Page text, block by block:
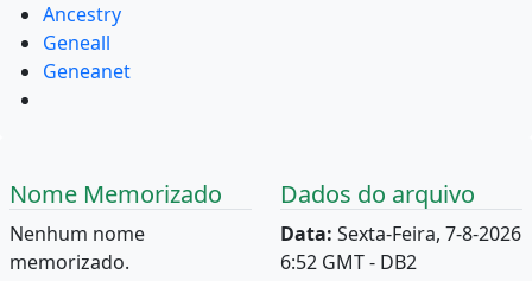
Ancestry
Geneall
Geneanet
Nome Memorizado
Nenhum nome
memorizado.
Dados do arquivo
Data: Sexta-Feira, 7-8-2026
6:52 GMT - DB2